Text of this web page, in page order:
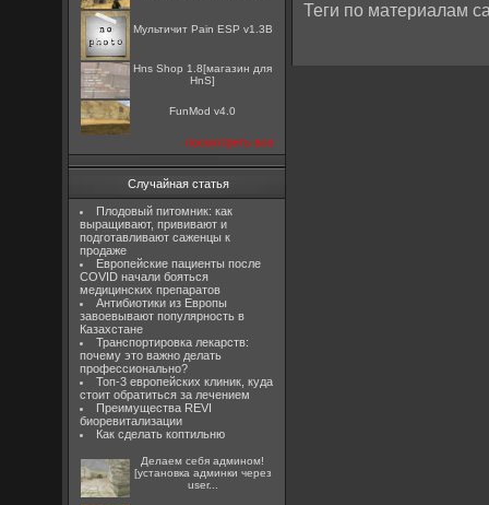
Мультичит Pain ESP v1.3B
Hns Shop 1.8[магазин для
HnS]
FunMod v4.0
посмотреть все
Случайная статья
Плодовый питомник: как
выращивают, прививают и
подготавливают саженцы к
продаже
Европейские пациенты после
COVID начали бояться
медицинских препаратов
Антибиотики из Европы
завоевывают популярность в
Казахстане
Транспортировка лекарств:
почему это важно делать
профессионально?
Топ-3 европейских клиник, куда
стоит обратиться за лечением
Преимущества REVI
биоревитализации
Как сделать коптильню
Делаем себя админом!
[установка админки через
user...
Теги по материалам